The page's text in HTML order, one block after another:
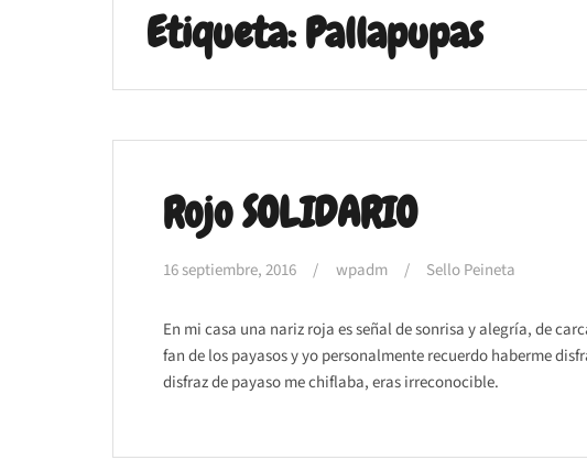
Etiqueta:Pallapupas
Rojo SOLIDARIO
16 septiembre, 2016 wpadm Sello Peineta
En mi casa una nariz roja es señal de sonrisa y alegría, de
fan de los payasos y yo personalmente recuerdo haberme
disfraz de payaso me chiflaba, eras irreconocible.